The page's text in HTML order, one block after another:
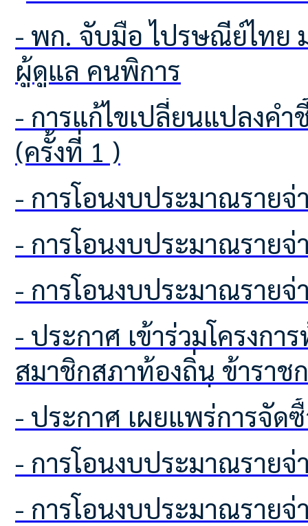
- พก. จับมือ ไปรษณีย์ไทย มอบสิทธิพิเศษส่ง EMS ราคาประหยัด สำหรับคนพิการและ
ผู้ดูแล คนพิการ
- การแก้ไขเปลี่ยนแปลงคำชี้แจงงบประมาณรายจ่าย ประจำปีงบประมาณ พ.ศ.2569
(ครั้งที่ 1 )
- การโอนงบประมาณรา
- การโอนงบประมาณรา
- การโอนงบประมาณรา
- ประกาศ เข้าร่วมโครงการท้องถิ่นโปร่งใส ไร้ยาเสพติด ของคณะผู้บริหารท้องถิ่น
สมาชิกสภาท้องถิ่น ข้าราช
ปกครองส่วนท้องถิ่นทุกปร
บริหารส่วนตำบลโคกเพลา
ป้องกันยาเสพติด
- ประกาศ เผยแพ
- การโอนงบประมาณรา
- การโอนงบประมาณรา